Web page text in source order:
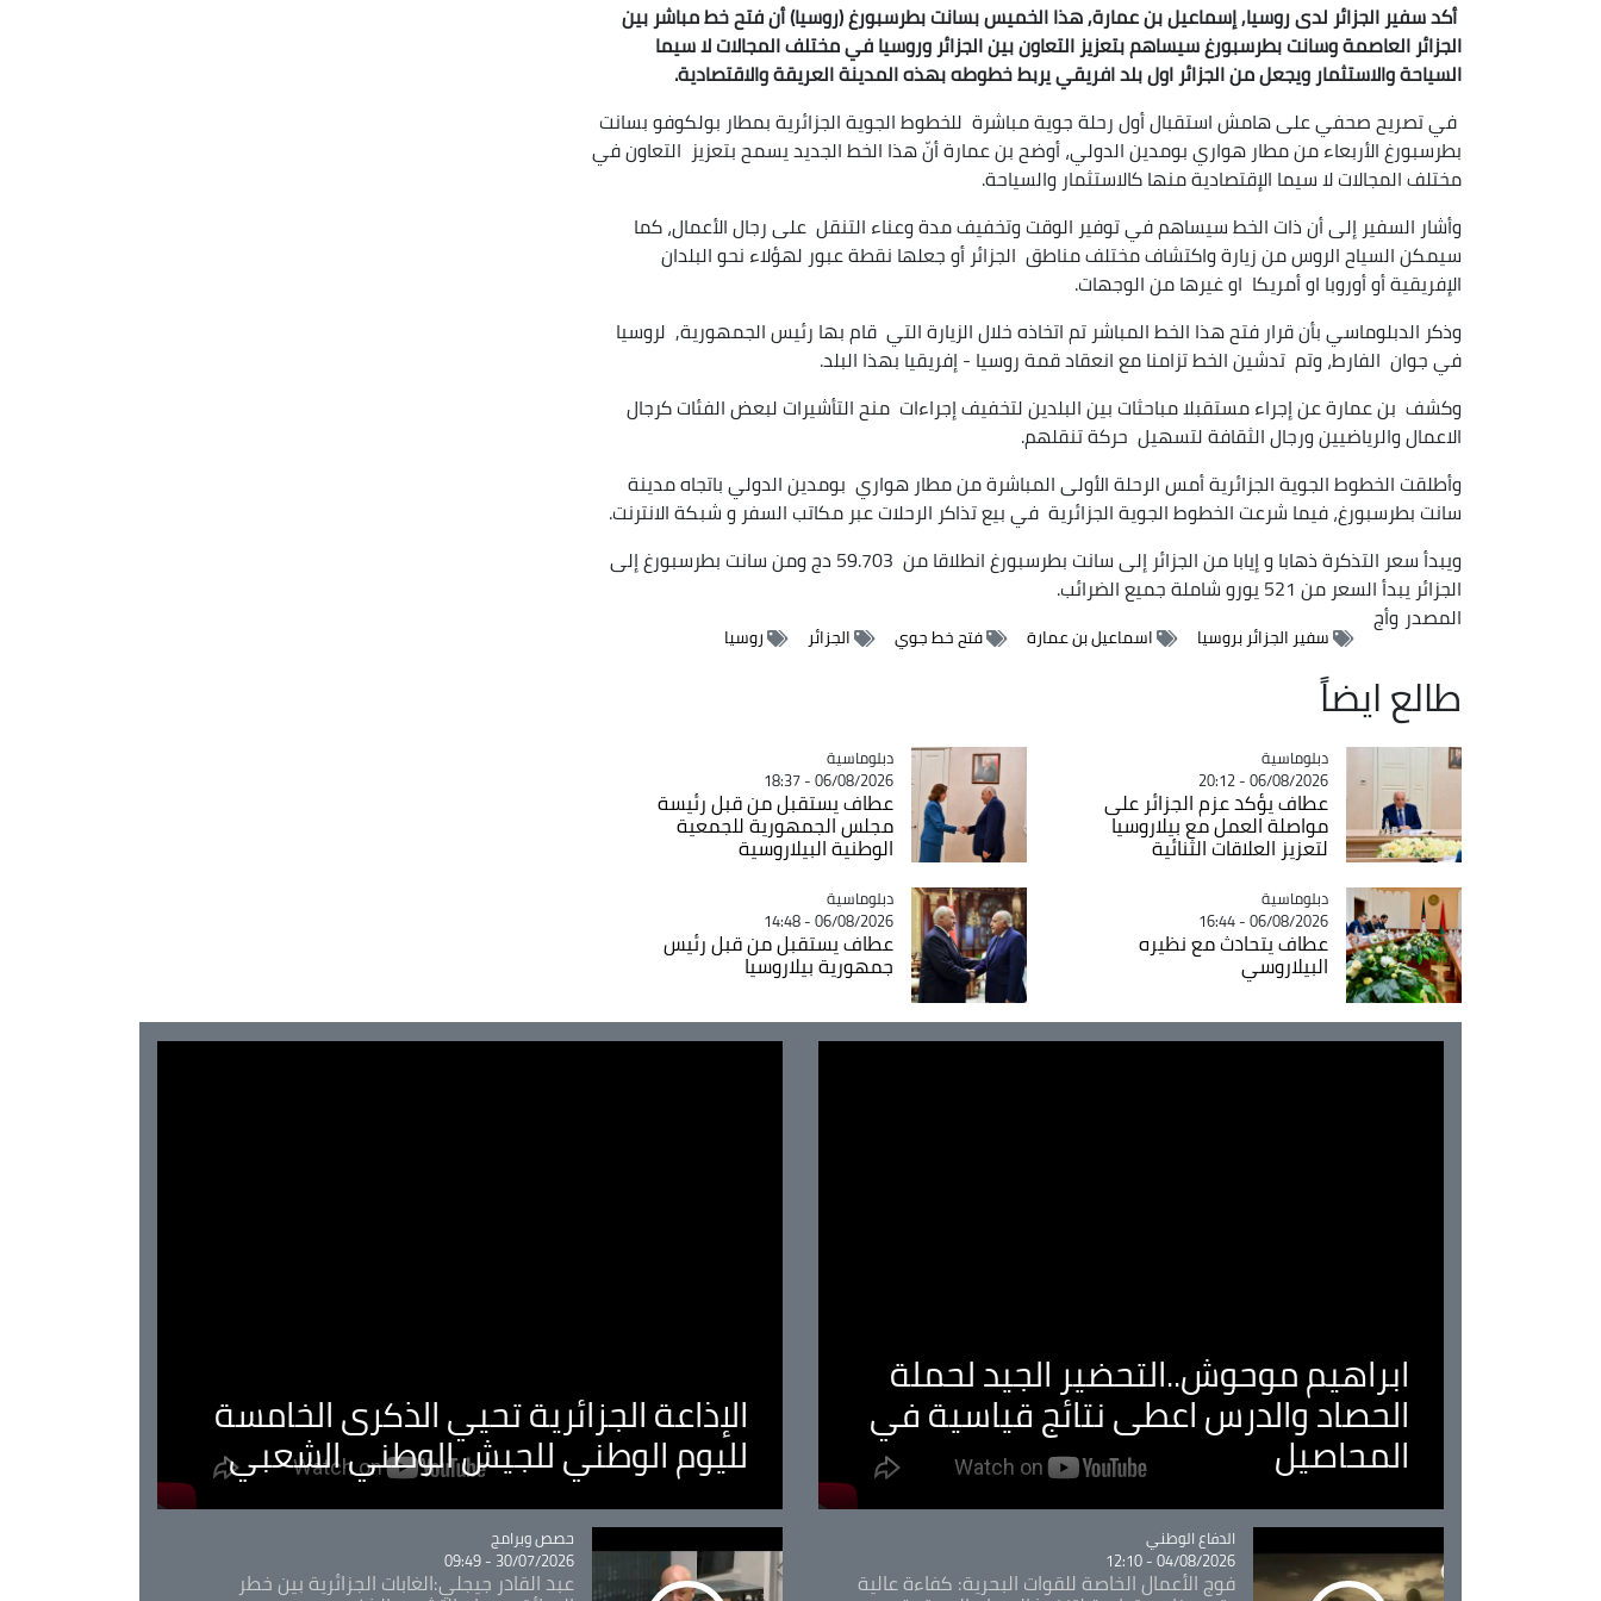
أكد سفير الجزائر لدى روسيا, إسماعيل بن عمارة, هذا الخميس بسانت بطرسبورغ (روسيا) أن فتح خط مباشر بين
الجزائر العاصمة وسانت بطرسبورغ سيساهم بتعزيز التعاون بين الجزائر وروسيا في مختلف المجالات لا سيما
السياحة والاستثمار ويجعل من الجزائر اول بلد افريقي يربط خطوطه بهذه المدينة العريقة والاقتصادية.
في تصريح صحفي على هامش استقبال أول رحلة جوية مباشرة للخطوط الجوية الجزائرية بمطار بولكوفو بسانت
بطرسبورغ الأربعاء من مطار هواري بومدين الدولي، أوضح بن عمارة أنّ هذا الخط الجديد يسمح بتعزيز التعاون في
مختلف المجالات لا سيما الإقتصادية منها كالاستثمار والسياحة.
وأشار السفير إلى أن ذات الخط سيساهم في توفير الوقت وتخفيف مدة وعناء التنقل على رجال الأعمال، كما
سيمكن السياح الروس من زيارة واكتشاف مختلف مناطق الجزائر أو جعلها نقطة عبور لهؤلاء نحو البلدان
الإفريقية أو أوروبا او أمريكا او غيرها من الوجهات.
وذكر الدبلوماسي بأن قرار فتح هذا الخط المباشر تم اتخاذه خلال الزيارة التي قام بها رئيس الجمهورية, لروسيا
في جوان الفارط، وتم تدشين الخط تزامنا مع انعقاد قمة روسيا - إفريقيا بهذا البلد.
وكشف بن عمارة عن إجراء مستقبلا مباحثات بين البلدين لتخفيف إجراءات منح التأشيرات لبعض الفئات كرجال
الاعمال والرياضيين ورجال الثقافة لتسهيل حركة تنقلهم.
وأطلقت الخطوط الجوية الجزائرية أمس الرحلة الأولى المباشرة من مطار هواري بومدين الدولي باتجاه مدينة
سانت بطرسبورغ، فيما شرعت الخطوط الجوية الجزائرية في بيع تذاكر الرحلات عبر مكاتب السفر و شبكة الانترنت.
ويبدأ سعر التذكرة ذهابا و إيابا من الجزائر إلى سانت بطرسبورغ انطلاقا من 59.703 دج ومن سانت بطرسبورغ إلى
الجزائر يبدأ السعر من 521 يورو شاملة جميع الضرائب.
المصدر وأج
سفير الجزائر بروسيا اسماعيل بن عمارة فتح خط جوي الجزائر روسيا
طالع ايضاً
Catégorie
دبلوماسية
06/08/2026 - 20:12
عطاف يؤكد عزم الجزائر على
مواصلة العمل مع بيلاروسيا
لتعزيز العلاقات الثنائية
Catégorie
دبلوماسية
06/08/2026 - 18:37
عطاف يستقبل من قبل رئيسة
مجلس الجمهورية للجمعية
الوطنية البيلاروسية
Catégorie
دبلوماسية
06/08/2026 - 16:44
عطاف يتحادث مع نظيره
البيلاروسي
Catégorie
دبلوماسية
06/08/2026 - 14:48
عطاف يستقبل من قبل رئيس
جمهورية بيلاروسيا
ابراهيم موحوش..التحضير الجيد لحملة
الحصاد والدرس اعطى نتائج قياسية في
المحاصيل
الإذاعة الجزائرية تحيي الذكرى الخامسة
لليوم الوطني للجيش الوطني الشعبي
Catégorie
الدفاع الوطني
04/08/2026 - 12:10
فوج الأعمال الخاصة للقوات البحرية: كفاءة عالية
Catégorie
حصص وبرامج
30/07/2026 - 09:49
عبد القادر جيجلي:الغابات الجزائرية بين خطر